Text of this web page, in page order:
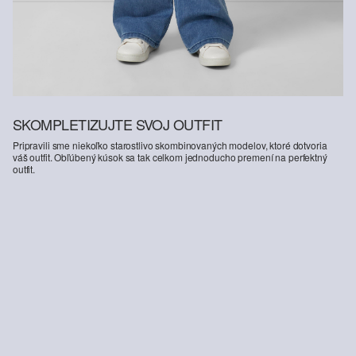
SKOMPLETIZUJTE SVOJ OUTFIT
Pripravili sme niekoľko starostlivo skombinovaných modelov, ktoré dotvoria
váš outfit. Obľúbený kúsok sa tak celkom jednoducho premení na perfektný
outfit.